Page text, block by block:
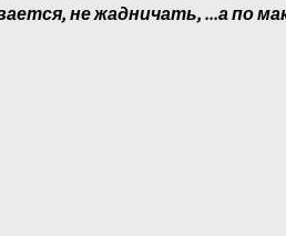
не жадничать, ...а по